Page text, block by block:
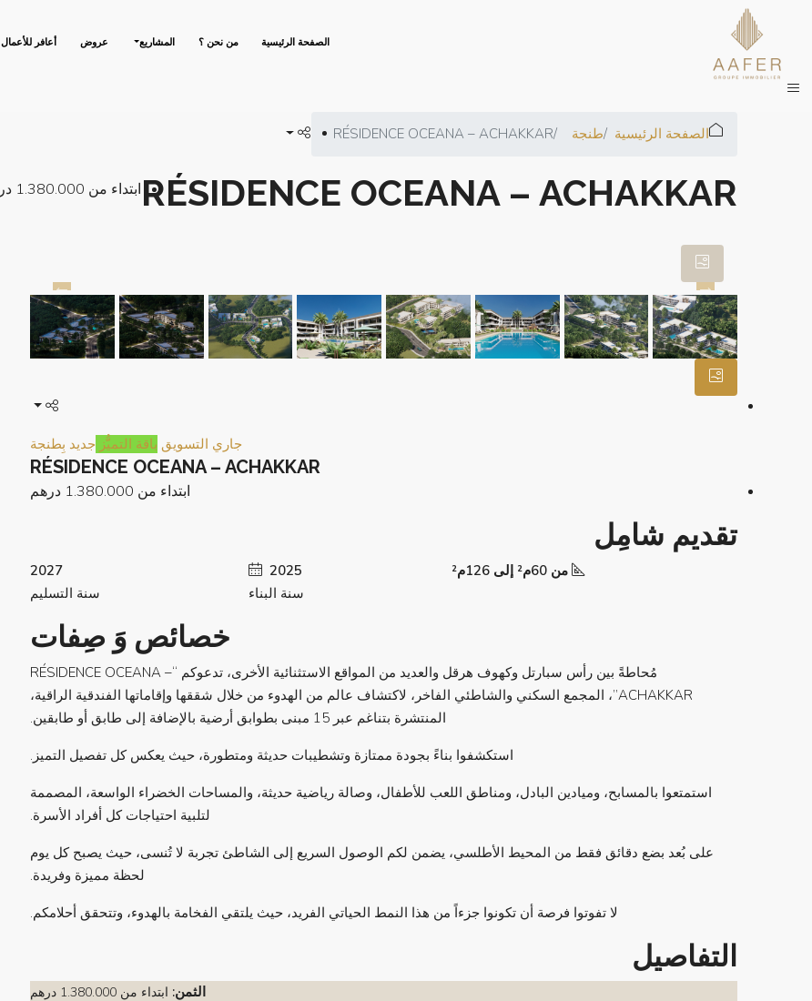
الصفحة الرئيسية من نحن ؟ المشاريع عروض أعافر للأعمال
الصفحة الرئيسية طنجة RÉSIDENCE OCEANA – ACHAKKAR
RÉSIDENCE OCEANA – ACHAKKARابتداء من 1.380.000 درهم
جاري التسويق باقة التميُّز جديد بِطنجة
RÉSIDENCE OCEANA – ACHAKKAR
ابتداء من 1.380.000 درهم
تقديم شامِل
من 60م² إلى 126م²
2025
سنة البناء
2027
سنة التسليم
خصائص وَ صِفات
مُحاطةً بين رأس سبارتل وكهوف هرقل والعديد من المواقع الاستثنائية الأخرى، تدعوكم “RÉSIDENCE OCEANA –
ACHAKKAR”، المجمع السكني والشاطئي الفاخر، لاكتشاف عالم من الهدوء من خلال شققها وإقاماتها الفندقية الراقية،
المنتشرة بتناغم عبر 15 مبنى بطوابق أرضية بالإضافة إلى طابق أو طابقين.
استكشفوا بناءً بجودة ممتازة وتشطيبات حديثة ومتطورة، حيث يعكس كل تفصيل التميز.
استمتعوا بالمسابح، وميادين البادل، ومناطق اللعب للأطفال، وصالة رياضية حديثة، والمساحات الخضراء الواسعة، المصممة
لتلبية احتياجات كل أفراد الأسرة.
على بُعد بضع دقائق فقط من المحيط الأطلسي، يضمن لكم الوصول السريع إلى الشاطئ تجربة لا تُنسى، حيث يصبح كل يوم
لحظة مميزة وفريدة.
لا تفوتوا فرصة أن تكونوا جزءاً من هذا النمط الحياتي الفريد، حيث يلتقي الفخامة بالهدوء، وتتحقق أحلامكم.
التفاصيل
الثمن: ابتداء من